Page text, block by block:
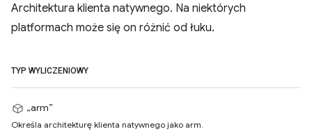
Architektura klienta natywnego. Na niektórych
platformach może się on różnić od łuku.
TYP WYLICZENIOWY
„arm”
Określa architekturę klienta natywnego jako arm.